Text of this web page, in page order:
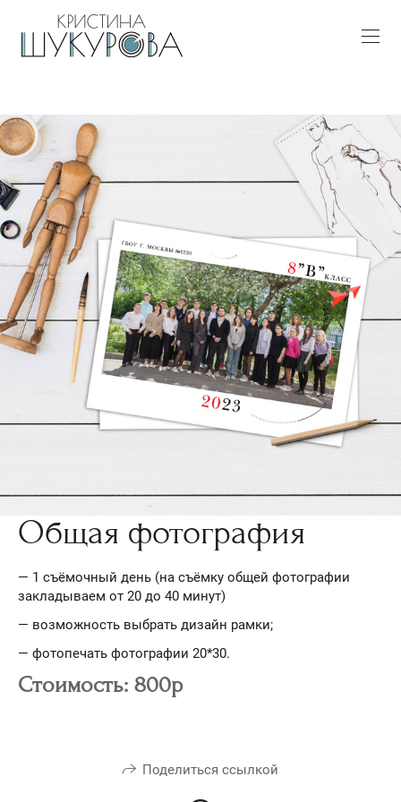
Общая фотография
— 1 съёмочный день (на съёмку общей фотографии
закладываем от 20 до 40 минут)
— возможность выбрать дизайн рамки;
— фотопечать фотографии 20*30.
Стоимость: 800р
Поделиться ссылкой